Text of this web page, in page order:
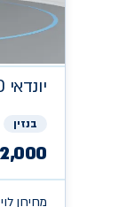
יונדאי
בנזין
מחירון